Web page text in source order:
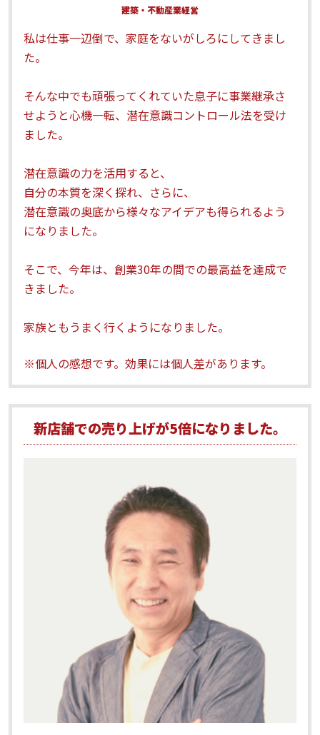
建築・不動産業経営
私は仕事一辺倒で、家庭をないがしろにしてきまし
た。
そんな中でも頑張ってくれていた息子に事業継承さ
せようと心機一転、潜在意識コントロール法を受け
ました。
潜在意識の力を活用すると、
自分の本質を深く探れ、さらに、
潜在意識の奥底から様々なアイデアも得られるよう
になりました。
そこで、今年は、創業30年の間での最高益を達成で
きました。
家族ともうまく行くようになりました。
※個人の感想です。効果には個人差があります。
新店舗での売り上げが5倍になりました。